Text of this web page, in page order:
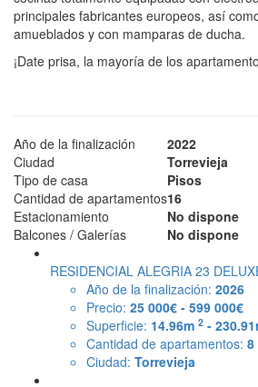
principales fabricantes europeos, así
amueblados y con mamparas de ducha.
¡Date prisa, la mayoría de los
Año de la finalización
2022
Ciudad
Torrevieja
Tipo de casa
Pisos
Cantidad de apartamentos16
Estacionamiento
No dispone
Balcones / Galerías
No dispone
RESIDENCIAL ALEGRIA 23
Año de la finalización: 2026
Precio: 25 000€ - 599 000€
Superficie: 14.96m 2 -
Cantidad de apartamentos: 8
Ciudad: Torrevieja